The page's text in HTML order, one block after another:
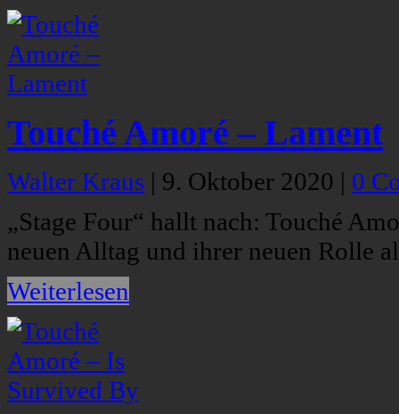
Touché Amoré – Lament
Walter Kraus | 9. Oktober 2020 | 0
„Stage Four“ hallt nach: Touché
neuen Alltag und ihrer neuen Rolle
Weiterlesen